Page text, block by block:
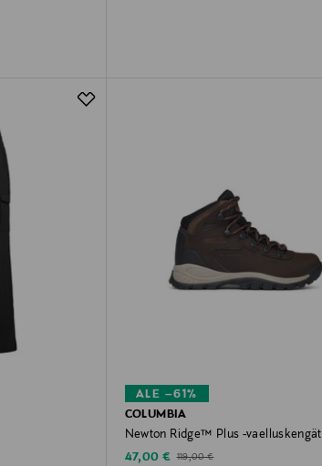
ALE –61%
COLUMBIA
Newton Ridge™ Plus -vaelluskengät
Discounted Price
47,00 € Original Price
119,00 €